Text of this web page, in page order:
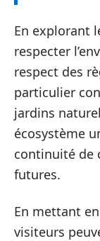
En explorant
respecter
respect des
particulier
jardins
écosystème
continuité de
futures.
En mettant
visiteurs